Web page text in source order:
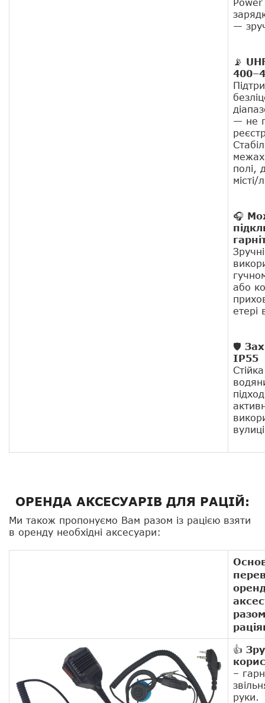
—
📡
— не
полі,
місті/
🎧
або
етері
🛡
IP55
ОРЕНДА АКСЕСУАРІВ ДЛЯ РАЦІЙ:
Ми також пропонуємо Вам разом із рацією взяти
в оренду необхідні аксесуари:
разом
👍
–
руки.